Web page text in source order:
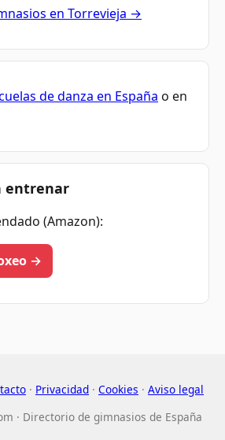
en Torrevieja →
de danza en España o en
entrenar
(Amazon):
→
· Privacidad · Cookies · Aviso legal
· Directorio de gimnasios de España